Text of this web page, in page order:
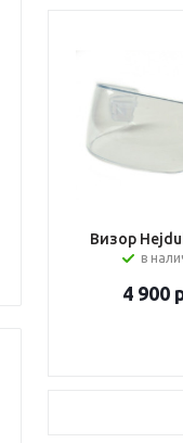
Визор
в
4 900